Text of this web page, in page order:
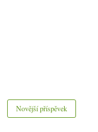
Novější příspěvek